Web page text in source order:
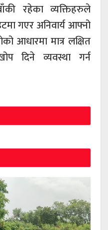
रहेका व्यक्तिहरुले
गएर अनिवार्य आफ्नो
आधारमा मात्र लक्षित
दिने व्यवस्था गर्न